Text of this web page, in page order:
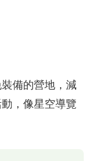
備的營地，減
，像星空導覽